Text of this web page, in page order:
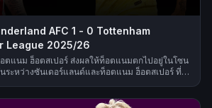
AFC 1 - 0 Tottenham
League 2025/26
ตแนม ฮ็อตสเปอร์ ส่งผลให้ท็อตแนมตกไปอยู่ในโซน
ระหว่างซันเดอร์แลนด์และท็อตแนม ฮ็อตสเปอร์ ที่